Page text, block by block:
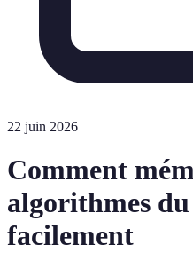
22 juin 2026
Comment
algorithmes
facilement